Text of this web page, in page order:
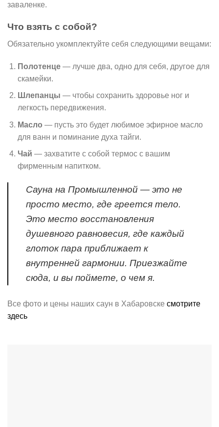
заваленке.
Что взять с собой?
Обязательно укомплектуйте себя следующими вещами:
Полотенце— лучше два, одно для себя, другое для
скамейки.
Шлепанцы — чтобы сохранить здоровье ног и
легкость передвижения.
Масло — пусть это будет любимое эфирное масло
для ванн и поминание духа тайги.
Чай — захватите с собой термос с вашим
фирменным напитком.
Сауна на Промышленной — это не
просто место, где греется тело.
Это место восстановления
душевного равновесия, где каждый
глоток пара приближает к
внутренней гармонии. Приезжайте
сюда, и вы поймете, о чем я.
Все фото и цены наших саун в Хабаровске смотрите
здесь